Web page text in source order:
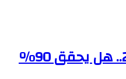
تنسيق الجامعات 2026.. هل يحقق 90%